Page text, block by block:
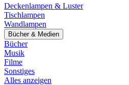
Deckenlampen & Luster
Tischlampen
Wandlampen
Bücher & Medien
Bücher
Musik
Filme
Sonstiges
Alles anzeigen